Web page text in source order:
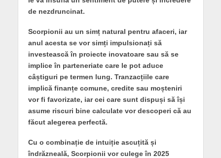
de nezdruncinat.
Scorpionii au un simț natural pentru afaceri, iar
anul acesta se vor simți impulsionați să
investească în proiecte inovatoare sau să se
implice în parteneriate care le pot aduce
câștiguri pe termen lung. Tranzacțiile care
implică finanțe comune, credite sau moșteniri
vor fi favorizate, iar cei care sunt dispuși să își
asume riscuri bine calculate vor descoperi că au
făcut alegerea perfectă.
Cu o combinație de intuiție ascuțită și
îndrăzneală, Scorpionii vor culege în 2025